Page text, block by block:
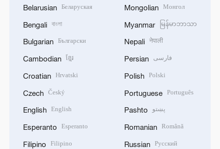
Belarusian Беларуская
Bengali বাংলা
Bulgarian Български
Cambodian ខ្មែរ
Croatian Hrvatski
Czech Český
English English
Esperanto Esperanto
Filipino Filipino
Mongolian Монгол
Myanmar မြန်မာဘာသာ
Nepali नेपाली
Persian فارسی
Polish Polski
Portuguese Português
Pashto پښتو
Romanian Română
Russian Русский